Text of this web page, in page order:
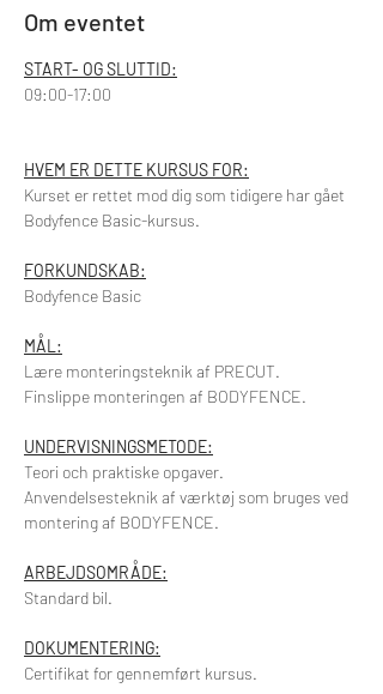
Om eventet
​START- OG SLUTTID:
09:00-17:00
HVEM ER DETTE KURSUS FOR:
Kurset er rettet mod dig som tidigere har gået
Bodyfence Basic-kursus.
FORKUNDSKAB:
Bodyfence Basic
MÅL:
Lære monteringsteknik af PRECUT.
Finslippe monteringen af BODYFENCE.
UNDERVISNINGSMETODE:
Teori och praktiske opgaver.
Anvendelsesteknik af værktøj som bruges ved
montering af BODYFENCE.
ARBEJDSOMRÅDE:
Standard bil.
DOKUMENTERING:
Certifikat for gennemført kursus.